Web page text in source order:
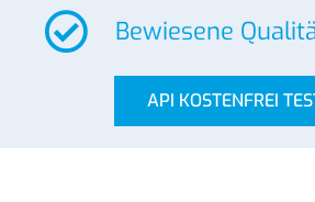
Bewiesene
API KOSTENFREI